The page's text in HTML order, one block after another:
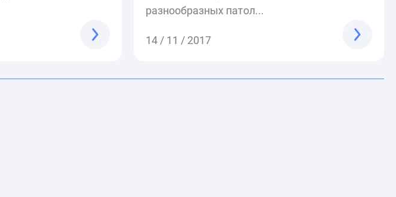
разнообразных патол...
14 / 11 / 2017